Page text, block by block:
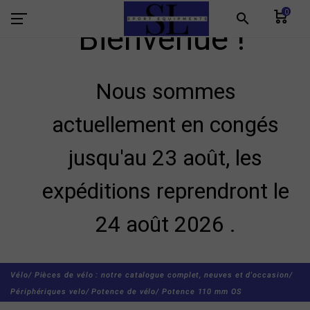
search 0
Bienvenue !
Nous sommes
actuellement en congés
jusqu'au 23 août, les
expéditions reprendront le
24 août 2026 .
Vélo/ Pièces de vélo : notre catalogue complet, neuves et d'occasion/
Périphériques velo/ Potence de vélo/ Potence 110 mm OS